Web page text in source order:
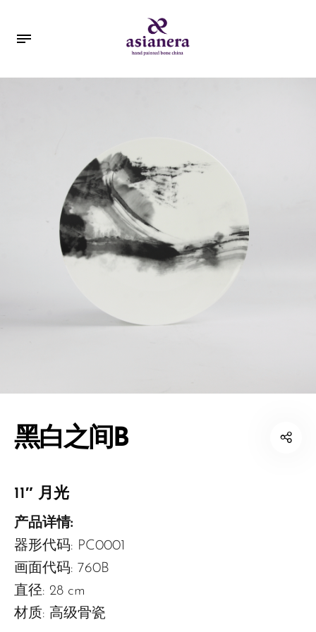
黑白之间B
11″ 月光
产品详情:
器形代码: PC0001
画面代码: 760B
直径: 28 cm
材质: 高级骨瓷